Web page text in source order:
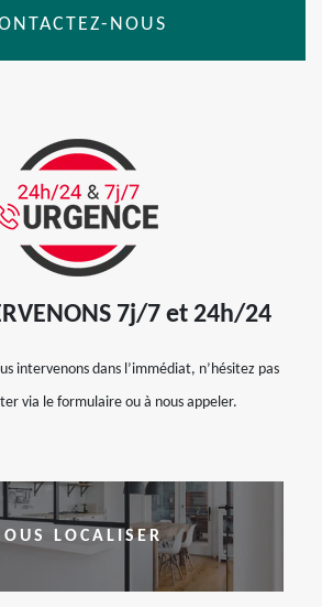
NOUS
7j/7 et 24h/24
intervenons dans l’immédiat, n’hésitez pas
via le formulaire ou à nous appeler.
LOCALISER